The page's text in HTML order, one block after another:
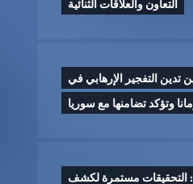
التعاون والعلاقات الثنائية
تدين التفجير الإرهابي في
وتؤكد تضامنها مع سوريا
التحقيقات مستمرة لكشف